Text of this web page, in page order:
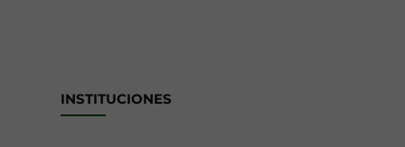
INSTITUCIONES